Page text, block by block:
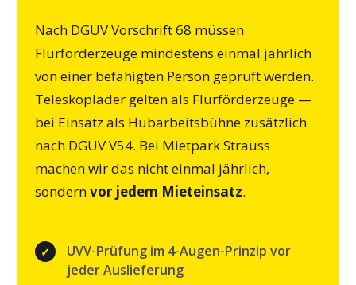
Nach DGUV Vorschrift 68 müssen
Flurförderzeuge mindestens einmal jährlich
von einer befähigten Person geprüft werden.
Teleskoplader gelten als Flurförderzeuge —
bei Einsatz als Hubarbeitsbühne zusätzlich
nach DGUV V54. Bei Mietpark Strauss
machen wir das nicht einmal jährlich,
sondernvor jedem Mieteinsatz.
UVV-Prüfung im 4-Augen-Prinzip vor
jeder Auslieferung